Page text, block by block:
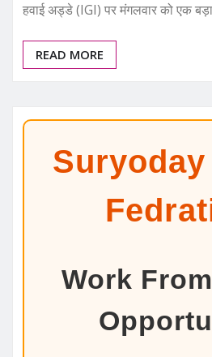
हवाई अड्डे (IGI) पर मंगलवार को एक
READ MORE
Work